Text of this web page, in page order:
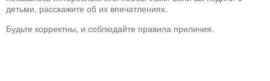
детьми, расскажите об их впечатлениях.
Будьте корректны, и соблюдайте правила приличия.